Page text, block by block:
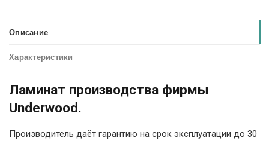
Описание
Характеристики
Ламинат производства фирмы
Underwood.
Производитель даёт гарантию на срок эксплуатации до 30